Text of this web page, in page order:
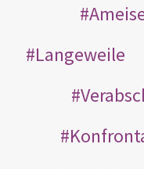
Langeweile